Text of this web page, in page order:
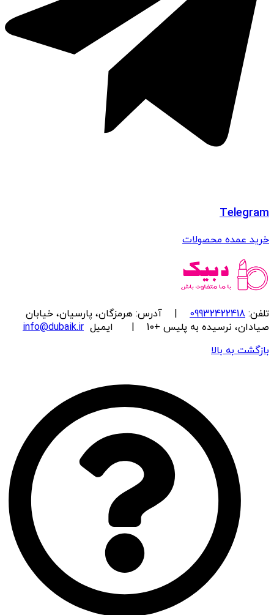
Telegram
خرید عمده محصولات
تلفن: 09932422418 | آدرس: هرمزگان، پارسیان، خیابان
صیادان، نرسیده به پلیس +10 | ایمیل
info@dubaik.ir
بازگشت به بالا